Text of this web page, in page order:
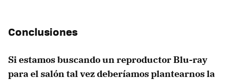
Conclusiones
Si estamos buscando un reproductor Blu-ray
para el salón tal vez deberíamos plantearnos la